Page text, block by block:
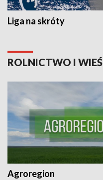
Liga na skróty
ROLNICTWO I WIEŚ
Agroregion